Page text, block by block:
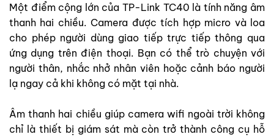
Một điểm cộng lớn của TP-Link TC40 là tính năng âm
thanh hai chiều. Camera được tích hợp micro và loa
cho phép người dùng giao tiếp trực tiếp thông qua
ứng dụng trên điện thoại. Bạn có thể trò chuyện với
người thân, nhắc nhở nhân viên hoặc cảnh báo người
lạ ngay cả khi không có mặt tại nhà.
Âm thanh hai chiều giúp camera wifi ngoài trời không
chỉ là thiết bị giám sát mà còn trở thành công cụ hỗ